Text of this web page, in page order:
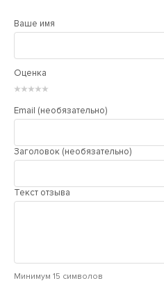
Ваше имя
Оценка
★
★
★
★
★
Email (необязательно)
Заголовок (необязательно)
Текст отзыва
Минимум 15 символов